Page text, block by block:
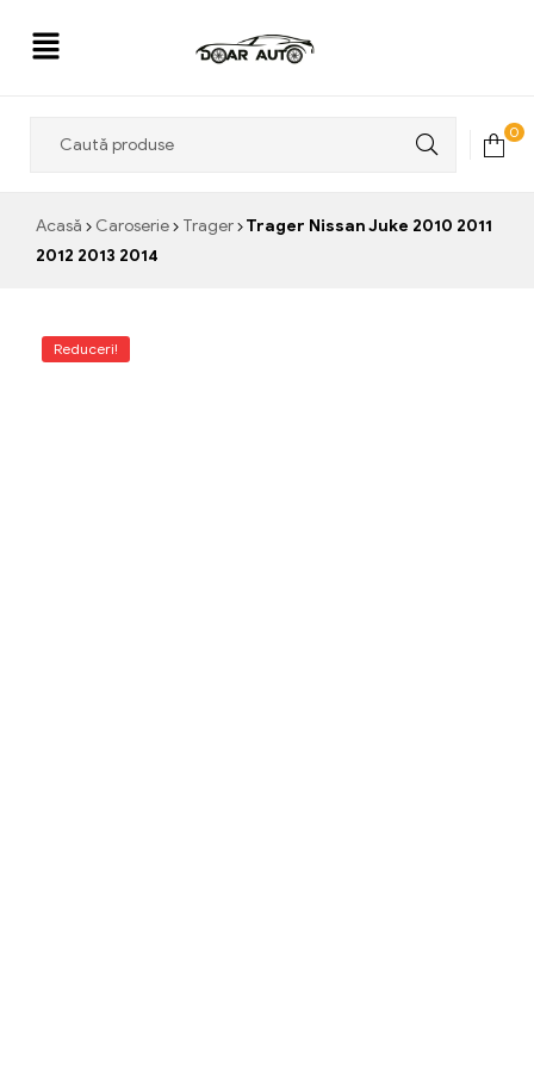
0
Acasă Caroserie Trager
Trager Nissan Juke 2010 2011
2012 2013 2014
Reduceri!